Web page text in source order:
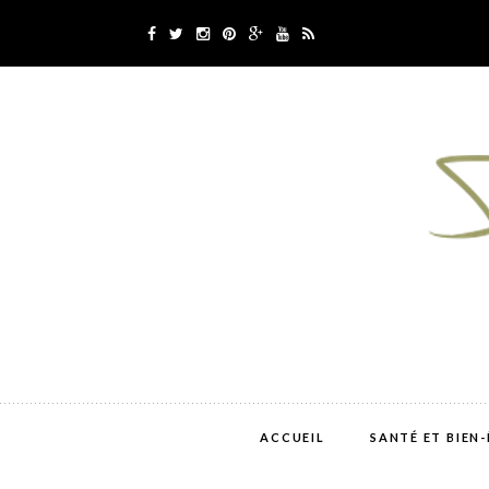
ACCUEIL SANTÉ ET BIEN-